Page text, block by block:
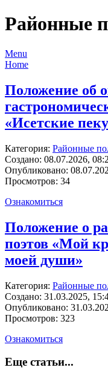
Районные
Menu
Home
Положение об
«Исетские
Категория: Районные
Создано: 08.07.2026,
Опубликовано:
Просмотров: 34
Ознакомиться
Положение о
поэтов «Мой
моей души»
Категория: Районные
Создано: 31.03.2025,
Опубликовано:
Просмотров: 323
Ознакомиться
Еще статьи...